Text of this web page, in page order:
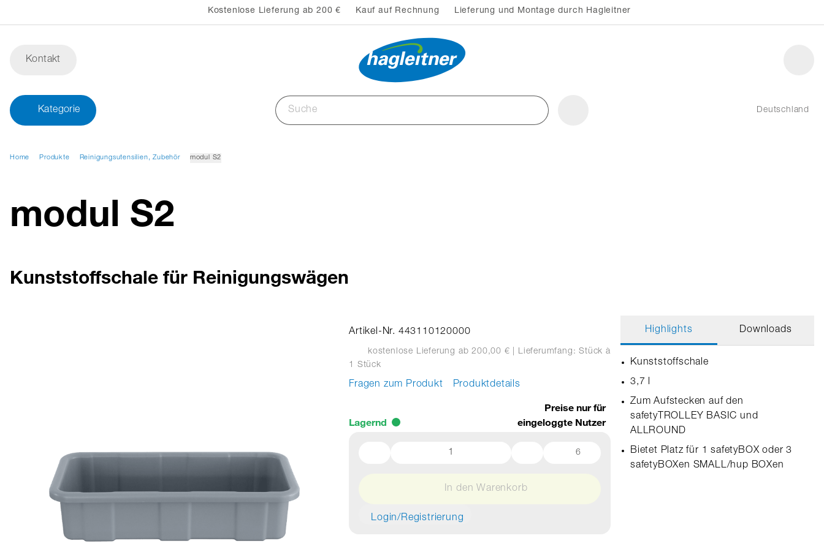
Kostenlose Lieferung ab 200 € Kauf auf Rechnung Lieferung und Montage durch Hagleitner
Kontakt
Kategorie Deutschland
Home Produkte Reinigungsutensilien, Zubehör modul S2
modul S2
Kunststoffschale für Reinigungswägen
Artikel-Nr. 443110120000
kostenlose Lieferung ab 200,00 € | Lieferumfang: Stück à
1 Stück
Fragen zum Produkt Produktdetails
Lagernd
Preise nur für
eingeloggte Nutzer
6
In den Warenkorb
Login/Registrierung
Highlights Downloads
Kunststoffschale
3,7 l
Zum Aufstecken auf den
safetyTROLLEY BASIC und
ALLROUND
Bietet Platz für 1 safetyBOX oder 3
safetyBOXen SMALL/hup BOXen